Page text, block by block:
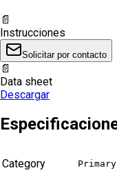
📄
Instrucciones
Solicitar por contacto
📄
Data sheet
Descargar
Category